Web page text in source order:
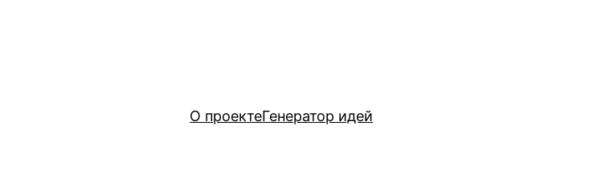
О проектеГенератор идей